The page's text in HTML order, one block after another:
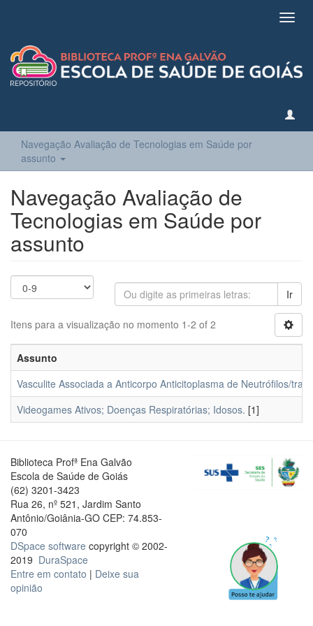
Navegação Avaliação de Tecnologias em Saúde por
assunto
Navegação Avaliação de
Tecnologias em Saúde por
assunto
Ir
Itens para a visualização no momento 1-2 of 2
Assunto
Vasculite Associada a Anticorpo Anticitoplasma de Neutrófilos/
Videogames Ativos; Doenças Respiratórias; Idosos. [1]
Biblioteca Profª Ena Galvão
Escola de Saúde de Goiás
(62) 3201-3423
Rua 26, nº 521, Jardim Santo
Antônio/Goiânia-GO CEP: 74.853-
070
DSpace software copyright © 2002-
2019 DuraSpace
Entre em contato | Deixe sua
opinião